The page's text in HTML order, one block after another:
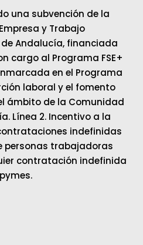
una subvención de la
y Trabajo
Andalucía, financiada
cargo al Programa FSE+
en el Programa
laboral y el fomento
ámbito de la Comunidad
Línea 2. Incentivo a la
indefinidas
personas trabajadoras
contratación indefinida